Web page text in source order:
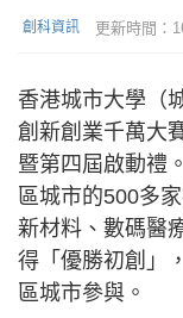
創科資訊 更新時間：
香港城市大學（
創新創業千萬大
暨第四屆啟動禮
區城市的500多
新材料、數碼醫
得「優勝初創」
區城市參與。